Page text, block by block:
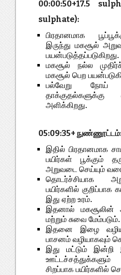
00:00:50+17.5
sulphate):
பிரதானமாக
இருந்து மகசூல்
பயன்படுத்தப்படுகிறது.
மகசூல் நல்ல
மகசூல் பெற
பல்வேறு நோய்
தாக்குதல்களுக்கு
அளிக்கிறது.
05:09:35+
இதில் பிரதானமாக
பயிர்கள் பூக்கும்
அறுவடை செய்யும்
தொடர்ச்சியாக
பயிர்களில் குறிப்பாக
இது ஏற்ற உரம்.
இதனால் மகசூலின்
மற்றும் சுவை மேம்படும்.
இதனை இழை
பாசனம் வழியாகவும்
இது மட்டும்
ஊட்டச்சத்துக்களும்
சிறப்பாக பயிர்களில்